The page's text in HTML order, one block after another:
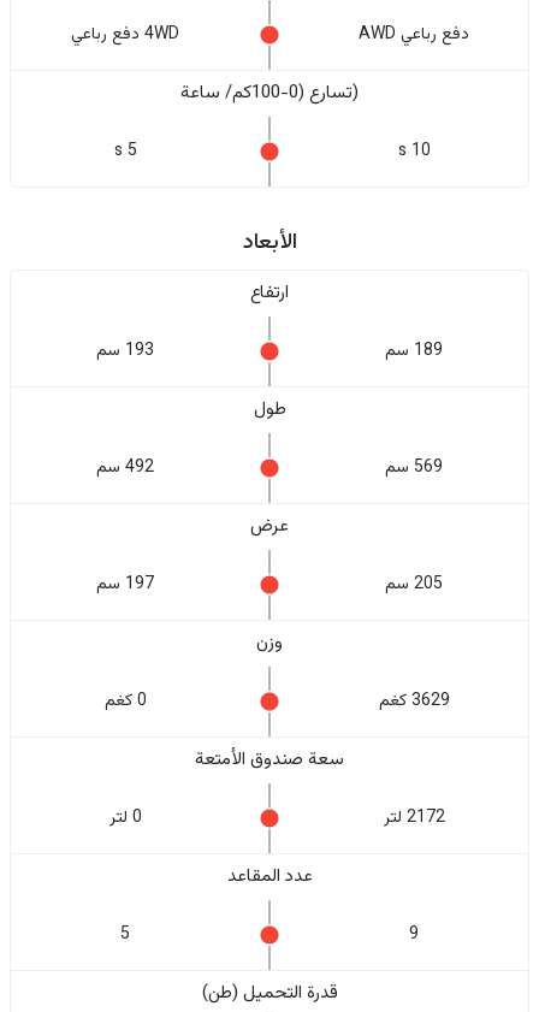
دفع رباعي AWD 4WD دفع رباعي
(تسارع (0-100كم/ ساعة
10 s
5 s
الأبعاد
ارتفاع
189 سم 193 سم
طول
569 سم 492 سم
عرض
205 سم 197 سم
وزن
3629 كغم 0 كغم
سعة صندوق الأمتعة
2172 لتر 0 لتر
عدد المقاعد
9
5
قدرة التحميل (طن)